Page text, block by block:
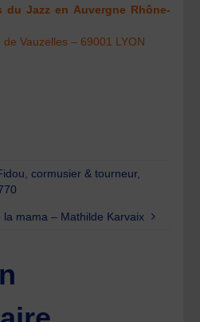
du Jazz en Auvergne Rhône-
Vauzelles – 69001 LYON
cormusier & tourneur,
la mama – Mathilde Karvaix